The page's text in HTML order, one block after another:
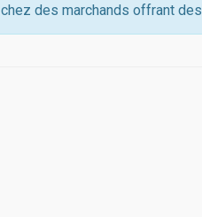
chez des marchands offrant